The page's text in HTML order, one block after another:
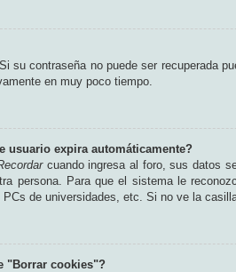
su contraseña no puede ser recuperada
en muy poco tiempo.
usuario expira automáticamente?
cuando ingresa al foro, sus datos
persona. Para que el sistema le
de universidades, etc. Si no ve la
"Borrar cookies"?